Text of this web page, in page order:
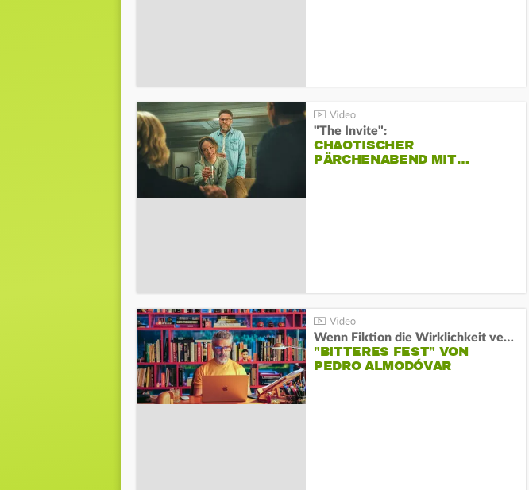
"The Invite":
CHAOTISCHER
PÄRCHENABEND MIT…
Wenn Fiktion die Wirklichkeit verschiebt:
"BITTERES FEST" VON
PEDRO ALMODÓVAR